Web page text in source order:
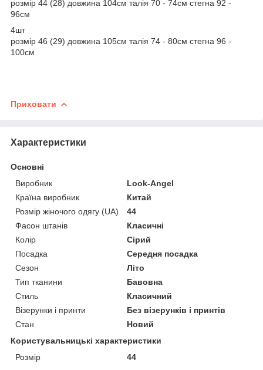
розмір 44 (28) довжина 104см талія 70 - 74см стегна 92 -
96см
4шт
розмір 46 (29) довжина 105см талія 74 - 80см стегна 96 -
100см
Приховати
Характеристики
Основні
Виробник
Look-Angel
Країна виробник
Китай
Розмір жіночого одягу (UA)
44
Фасон штанів
Класичні
Колір
Сірий
Посадка
Середня посадка
Сезон
Літо
Тип тканини
Бавовна
Стиль
Класичний
Візерунки і принти
Без візерунків і принтів
Стан
Новий
Користувальницькі характеристики
Розмір
44